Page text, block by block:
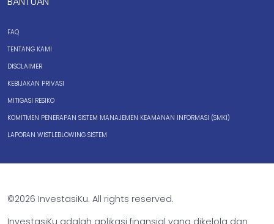
FAQ
TENTANG KAMI
DISCLAIMER
KEBIJAKAN PRIVASI
MITIGASI RESIKO
KOMITMEN PENERAPAN SISTEM MANAJEMEN KEAMANAN INFORMASI (SMKI)
LAPORAN WISTLEBLOWING SISTEM
©2026 InvestasiKu. All rights reserved.
InvestasiKu adalah aplikasi finansial yang dikelola dan